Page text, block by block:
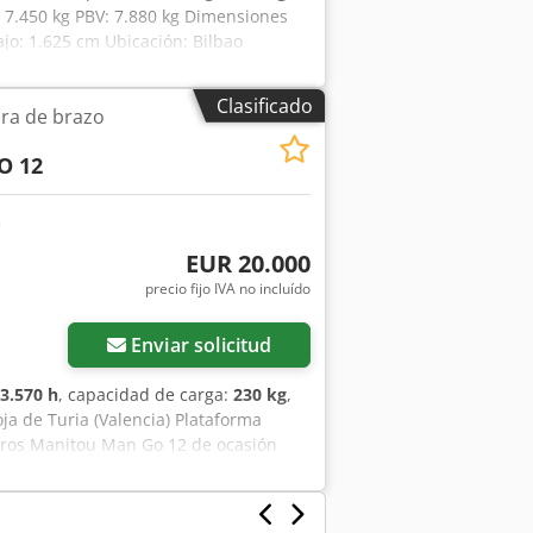
kg PBV: 7.880 kg Dimensiones
1.625 cm Ubicación: Bilbao
plataforma elevadora articulada se
tras cada trabajo. Despliega una
motor diésel permite superar
para trabajos sobre cualquier
Clasificado
de brazo
12
EUR 20.000
precio fijo IVA no incluído
Enviar solicitud
3.570 h, capacidad de carga: 230 kg,
de Turia (Valencia) Plataforma
Manitou Man Go 12 de ocasión
y está perfectamente operativa
de trabajo, un alcance de 6.7